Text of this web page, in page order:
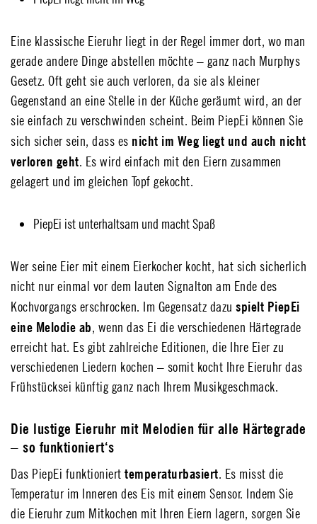
Eine klassische Eieruhr liegt in der Regel immer dort, wo man
gerade andere Dinge abstellen möchte – ganz nach Murphys
Gesetz. Oft geht sie auch verloren, da sie als kleiner
Gegenstand an eine Stelle in der Küche geräumt wird, an der
sie einfach zu verschwinden scheint. Beim PiepEi können Sie
sich sicher sein, dass es nicht im Weg liegt und auch nicht
verloren geht. Es wird einfach mit den Eiern zusammen
gelagert und im gleichen Topf gekocht.
PiepEi ist unterhaltsam und macht Spaß
Wer seine Eier mit einem Eierkocher kocht, hat sich sicherlich
nicht nur einmal vor dem lauten Signalton am Ende des
Kochvorgangs erschrocken. Im Gegensatz dazu spielt PiepEi
eine Melodie ab, wenn das Ei die verschiedenen Härtegrade
erreicht hat. Es gibt zahlreiche Editionen, die Ihre Eier zu
verschiedenen Liedern kochen – somit kocht Ihre Eieruhr das
Frühstücksei künftig ganz nach Ihrem Musikgeschmack.
Die lustige Eieruhr mit Melodien für alle Härtegrade
– so funktioniert‘s
Das PiepEi funktioniert temperaturbasiert. Es misst die
Temperatur im Inneren des Eis mit einem Sensor. Indem Sie
die Eieruhr zum Mitkochen mit Ihren Eiern lagern, sorgen Sie